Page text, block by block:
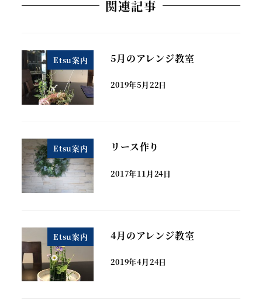
関連記事
Etsu案内 5月のアレンジ教室
2019年5月22日
Etsu案内 リース作り
2017年11月24日
Etsu案内 4月のアレンジ教室
2019年4月24日